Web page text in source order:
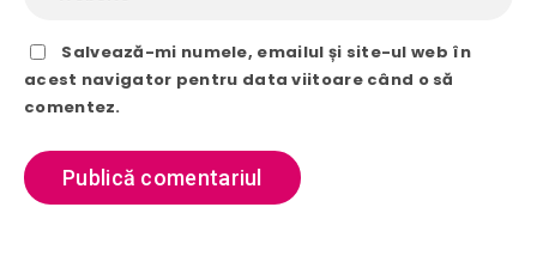
Salvează-mi numele, emailul și site-ul web în
acest navigator pentru data viitoare când o să
comentez.